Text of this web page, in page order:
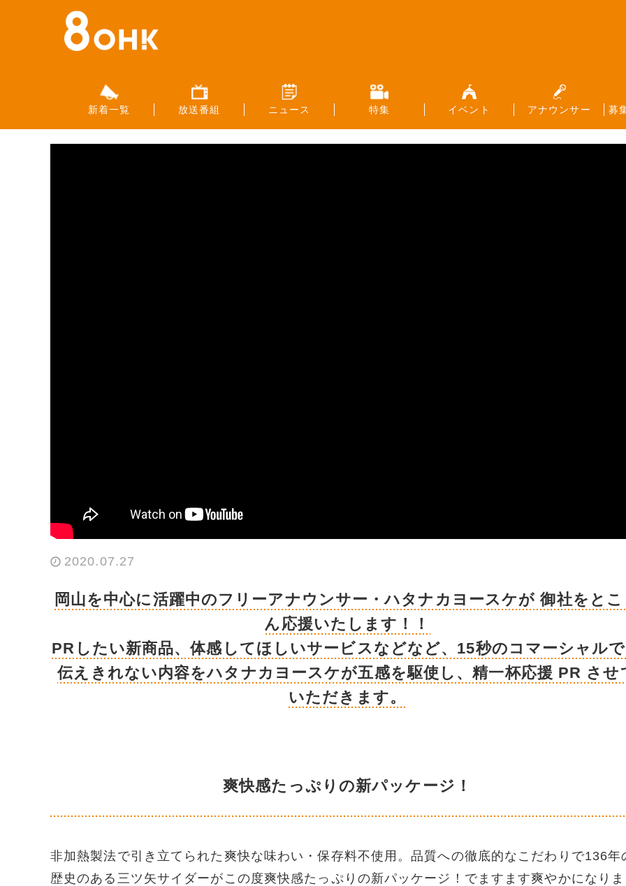
新着一覧 放送番組 ニュース 特集 イベント アナウンサー 募
2020.07.27
岡山を中心に活躍中のフリーアナウンサー・ハタナカヨースケが 御社をと
ん応援いたします！！
PRしたい新商品、体感してほしいサービスなどなど、15秒のコマーシャル
伝えきれない内容をハタナカヨースケが五感を駆使し、精一杯応援 PR させ
いただきます。
爽快感たっぷりの新パッケージ！
非加熱製法で引き立てられた爽快な味わい・保存料不使用。品質への徹底的なこだわりで136年
歴史のある三ツ矢サイダーがこの度爽快感たっぷりの新パッケージ！でますます爽やかになり